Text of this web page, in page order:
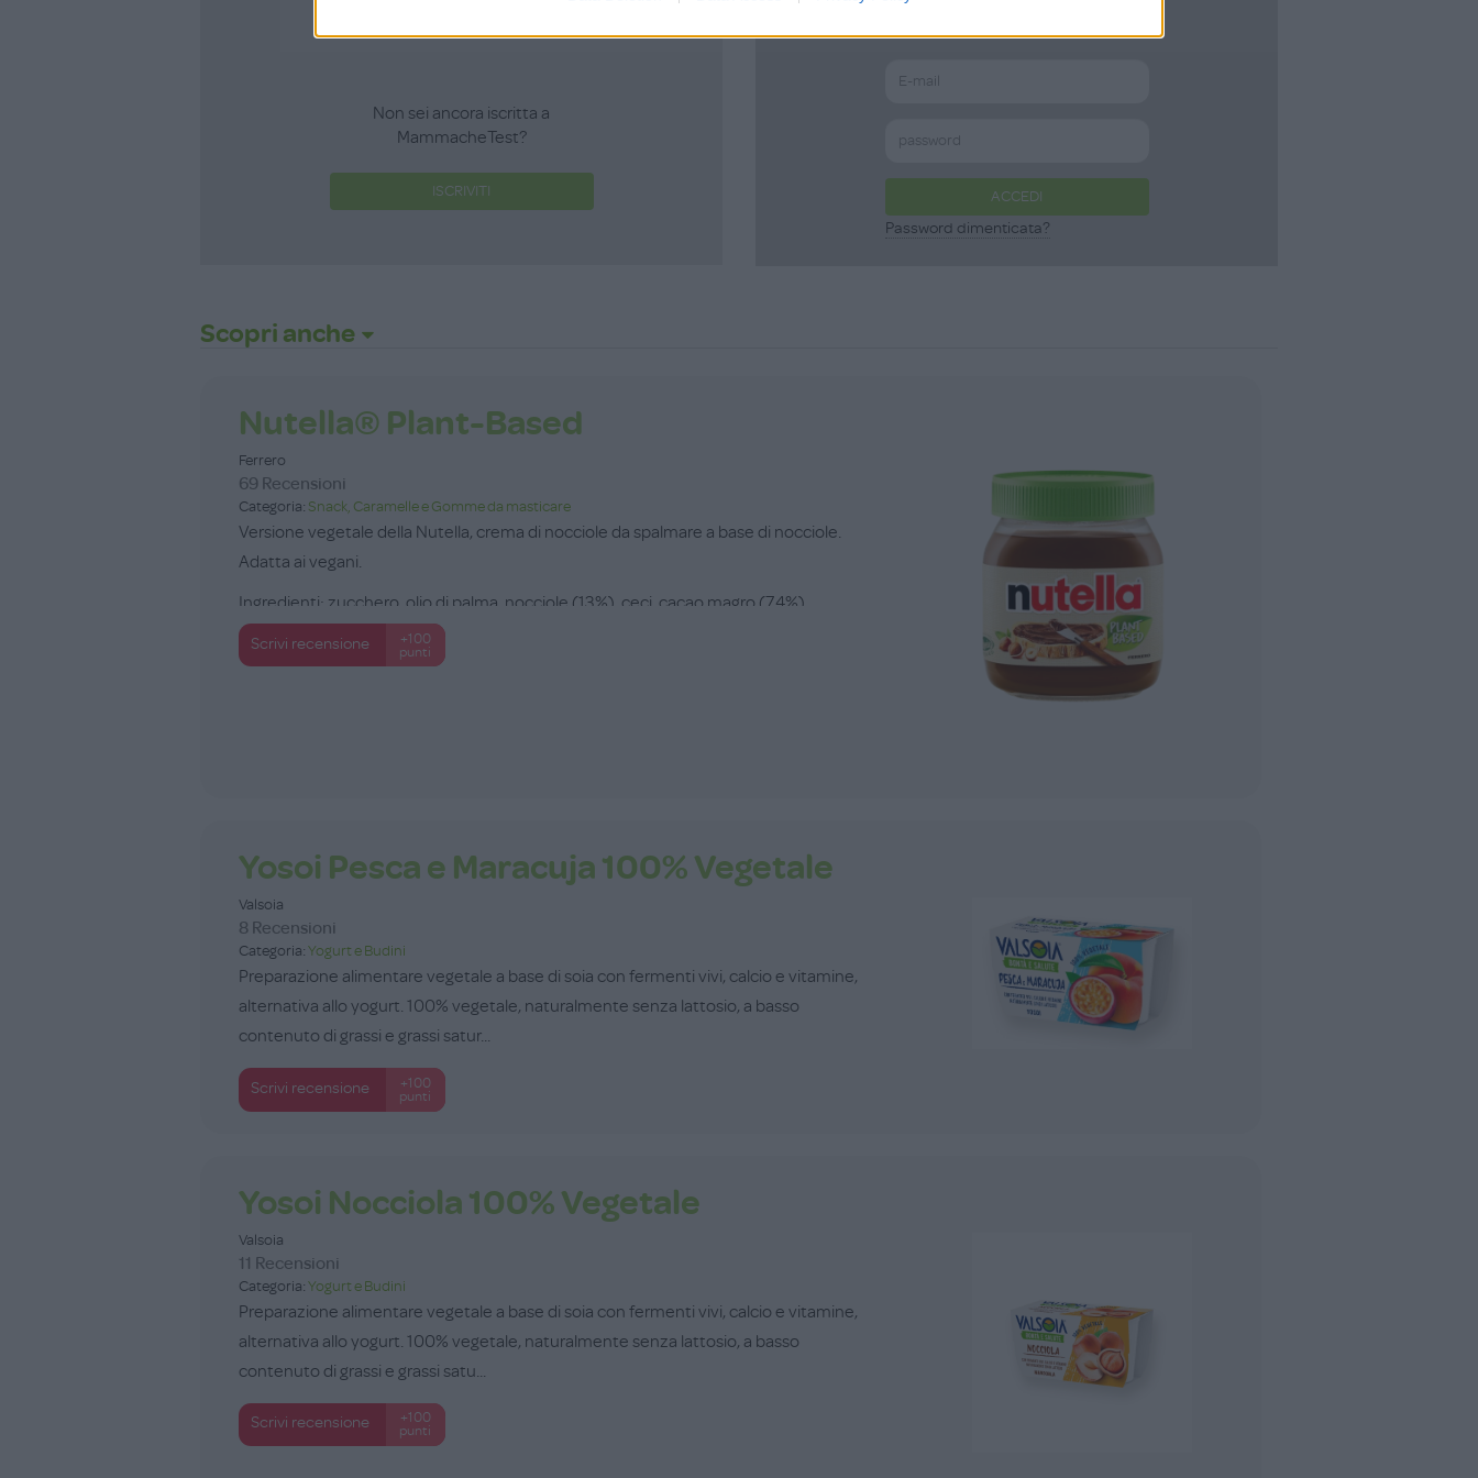
Non sei ancora iscritta a
MammacheTest?
ISCRIVITI
LOGIN
ACCEDI
Password dimenticata?
Scopri anche
Nutella® Plant-Based
Ferrero
69 Recensioni
Categoria: Snack, Caramelle e Gomme da masticare
Versione vegetale della Nutella, crema di nocciole da spalmare a base di nocciole.
Adatta ai vegani.
Ingredienti: zucchero, olio di palma, nocciole (13%), ceci, cacao magro (7,4%),
sciroppo...
Scrivi recensione
+100
punti
Yosoi Pesca e Maracuja 100% Vegetale
Valsoia
8 Recensioni
Categoria:Yogurt e Budini
Preparazione alimentare vegetale a base di soia con fermenti vivi, calcio e vitamine,
alternativa allo yogurt. 100% vegetale, naturalmente senza lattosio, a basso
contenuto di grassi e grassi satur...
Scrivi recensione
+100
punti
Yosoi Nocciola 100% Vegetale
Valsoia
11 Recensioni
Categoria:Yogurt e Budini
Preparazione alimentare vegetale a base di soia con fermenti vivi, calcio e vitamine,
alternativa allo yogurt. 100% vegetale, naturalmente senza lattosio, a basso
contenuto di grassi e grassi satu...
Scrivi recensione
+100
punti